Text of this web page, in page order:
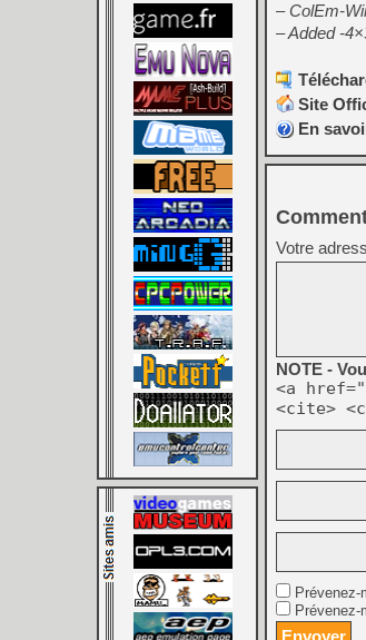
– ColEm-
– Added -
Site
En
Votre
NOTE -
<a
<cite>